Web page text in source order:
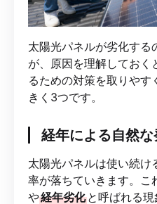
太陽光パネルが劣化する
が、原因を理解しておく
るための対策を取りやす
きく3つです。
経年による自然
太陽光パネルは使い続け
率が落ちていきます。こ
や経年劣化 と呼ばれる